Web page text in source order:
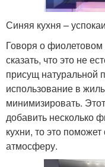
Синяя кухня –
Говоря о
сказать, что это не
присущ натуральной
использование в
минимизировать.
добавить несколько
кухни, то это
атмосферу.